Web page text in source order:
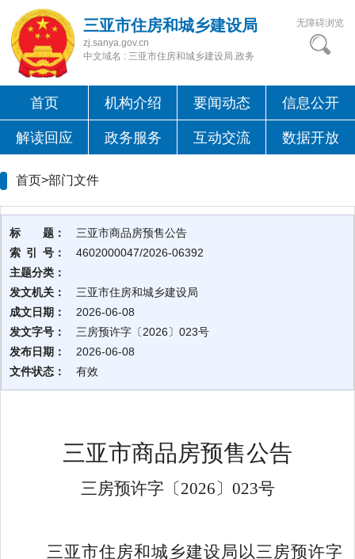
三亚市住房和城乡建设局
zj.sanya.gov.cn
中文域名 : 三亚市住房和城乡建设局.政务
无障碍浏览
首页 机构介绍 要闻动态 信息公开
解读回应 政务服务 互动交流 数据开放
首页>部门文件
标 题：
三亚市商品房预售公告
索 引 号：
4602000047/2026-06392
主题分类：
发文机关：
三亚市住房和城乡建设局
成文日期：
2026-06-08
发文字号：
三房预许字〔2026〕023号
发布日期：
2026-06-08
文件状态：
有效
三亚市商品房预售公告
三房预许字〔2026〕 023号
三亚市住房和城乡建设局以三房预许字